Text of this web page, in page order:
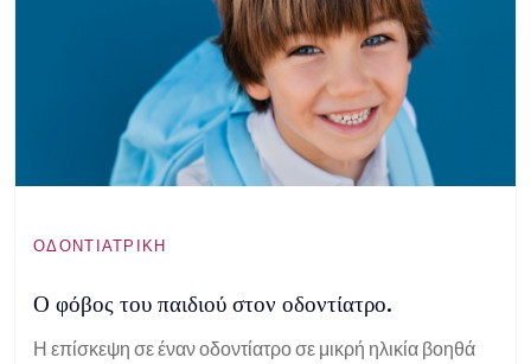
ΟΔΟΝΤΙΑΤΡΙΚΉ
Ο φόβος του παιδιού στον οδοντίατρο.
Η επίσκεψη σε έναν οδοντίατρο σε μικρή ηλικία βοηθά